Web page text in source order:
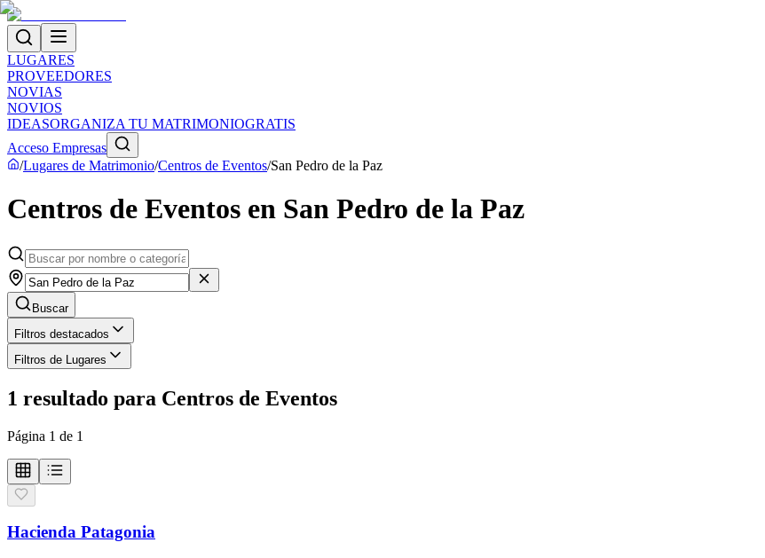
LUGARES
PROVEEDORES
NOVIAS
NOVIOS
IDEASORGANIZA TU MATRIMONIOGRATIS
Acceso Empresas
/Lugares de Matrimonio/Centros de Eventos/San Pedro de la Paz
Centros de Eventos en San Pedro de la Paz
Buscar
Filtros destacados
Filtros de Lugares
1 resultado para Centros de Eventos
Página 1 de 1
Hacienda Patagonia